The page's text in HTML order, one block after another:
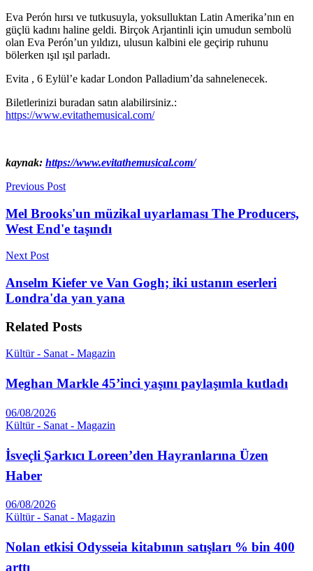
Eva Perón hırsı ve tutkusuyla, yoksulluktan Latin Amerika’nın en
güçlü kadını haline geldi. Birçok Arjantinli için umudun sembolü
olan Eva Perón’un yıldızı, ulusun kalbini ele geçirip ruhunu
bölerken ışıl ışıl parladı.
Evita , 6 Eylül’e kadar London Palladium’da sahnelenecek.
Biletlerinizi buradan satın alabilirsiniz.:
https://www.evitathemusical.com/
kaynak: https://www.evitathemusical.com/
Previous Post
Mel Brooks'un müzikal uyarlaması The Producers,
West End'e taşındı
Next Post
Anselm Kiefer ve Van Gogh; iki ustanın eserleri
Londra'da yan yana
Related Posts
Kültür - Sanat - Magazin
Meghan Markle 45’inci yaşını paylaşımla kutladı
06/08/2026
Kültür - Sanat - Magazin
İsveçli Şarkıcı Loreen’den Hayranlarına Üzen
Haber
06/08/2026
Kültür - Sanat - Magazin
Nolan etkisi Odysseia kitabının satışları % bin 400
arttı